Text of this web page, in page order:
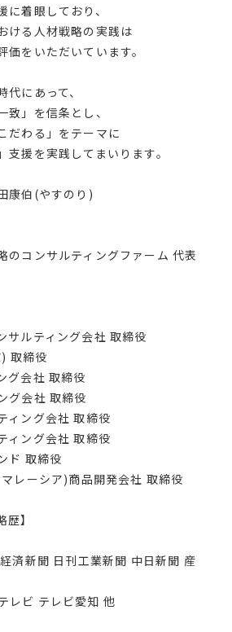
着眼しており、
ける人材戦略の実践は
価をいただいています。
にあって、
致」を信条とし、
だわる」をテーマに
支援を実践してまいります。
伯(やすのり)
のコンサルティングファーム 代表
サルティング会社 取締役
取締役
グ会社 取締役
グ会社 取締役
ィング会社 取締役
ィング会社 取締役
ド 取締役
レーシア)商品開発会社 取締役
歴】
済新聞 日刊工業新聞 中日新聞 産
レビ テレビ愛知 他